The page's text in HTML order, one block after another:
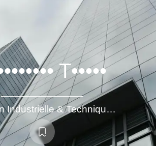
T•••••
Direction Industrielle & Technique - Direction de Site